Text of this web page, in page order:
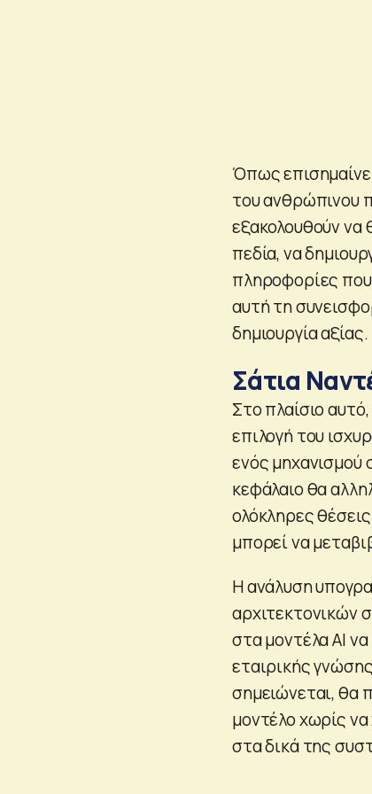
Όπως
του ανθρώπινου
εξακολουθούν να
πεδία, να
πληροφορίες που
αυτή τη
δημιουργία αξίας.
Σάτια
Στο πλαίσιο
επιλογή του
ενός μηχανισμού
κεφάλαιο θα
ολόκληρες
μπορεί να
Η ανάλυση
αρχιτεκτονικών
στα μοντέλα AI
εταιρικής
σημειώνεται, θα
μοντέλο χωρίς
στα δικά της